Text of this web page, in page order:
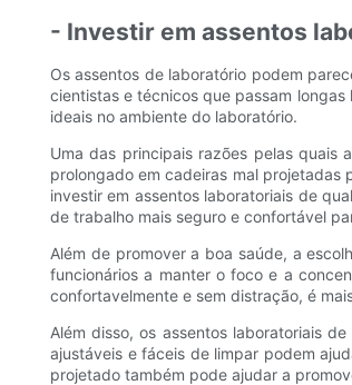
- Investir em assentos
Os assentos de laboratório podem
cientistas e técnicos que passam
ideais no ambiente do laboratório.
Uma das principais razões pelas quais
prolongado em cadeiras mal projetadas
investir em assentos laboratoriais de
de trabalho mais seguro e confortável
Além de promover a boa saúde, a
funcionários a manter o foco e a
confortavelmente e sem distração, é
Além disso, os assentos laboratoriais
ajustáveis ​​e fáceis de limpar podem
projetado também pode ajudar a